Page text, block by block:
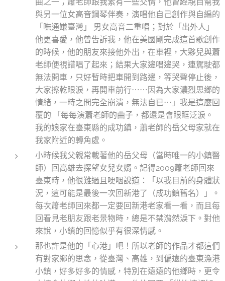
與另一位女高音鋼琴伴奏，演唱他自己創作與自編的
「嘸通嫌臺灣」 男女高音二重唱；對於「出外人」
他更喜愛，他曾吿訴我，他在美國剛完成這首歌創作
的時候，他的朋友來接他外出，在車裡，大夥兒與蕭
老師便視譜唱了起來；結果大家邊唱邊哭，連駕駛都
無法開車，只好暫時把車開到路邊，等哭聲停止後，
大家擦乾眼淚，再開車前行⋯⋯因為大家濃烈思鄉的
情緒，一時之間完全崩潰，無法自已⋯」我是這麼回
覆的:「每每演蕭老師的曲子，都還是會眼眶泛淚。
我的娘家在臺東縣的成功鎮，蕭老師的岳父母家就在
我家附近的轉角處。
小時候我父親常載著他的岳父母（當時唯一的小鎮醫
師）回高雄去探望女兒女婿。記得2009蕭老師回來
臺東時，他很難過且哽咽說道：「以我目前的身體狀
況，這可能是最後一次回新港了（成功鎮舊名）」。
每次蕭老師回來都一定要回新港老家看一看，而且每
回看見老朋友跟老景物時，總是不禁潸然淚下。對他
來說，小鎮的回憶似乎有很深情感。
那也許是他的「心港」吧！所以老師的作品才都這們
有對家鄉的思念，從臺灣、高雄，到偏遠的臺東漁港
小鎮，好多好多的情感，特別在遠遠的他鄉時，更令